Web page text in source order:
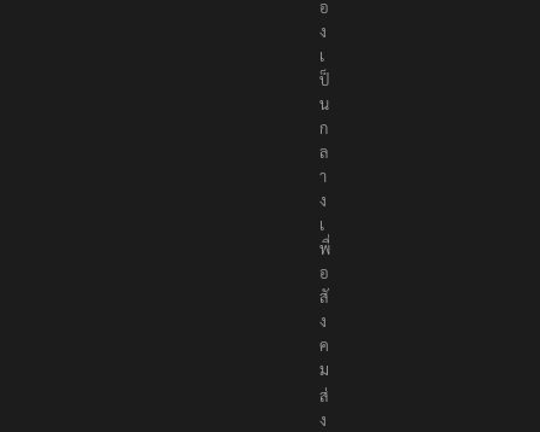
อ
ง
เ
ป็
น
ก
ล
า
ง
เ
พื่
อ
สั
ง
ค
ม
ส่
ง